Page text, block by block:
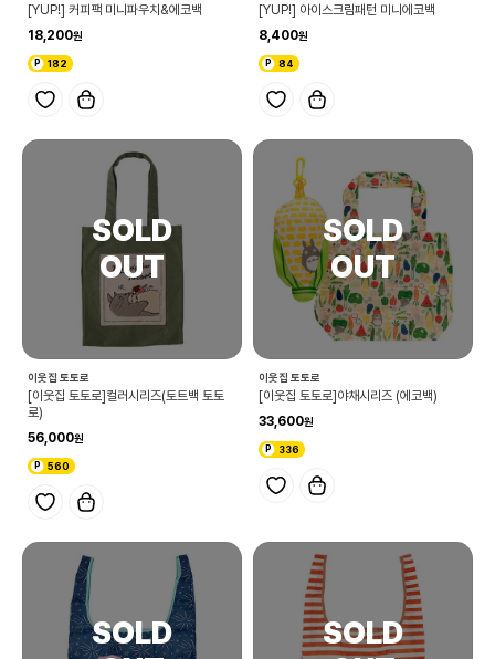
[YUP!] 커피팩 미니파우치&에코백
18,200
182
[YUP!] 아이스크림패턴 미니에코백
8,400
84
이웃집 토토로
[이웃집 토토로]컬러시리즈(토트백 토토
로)
56,000
560
이웃집 토토로
[이웃집 토토로]야채시리즈 (에코백)
33,600
336